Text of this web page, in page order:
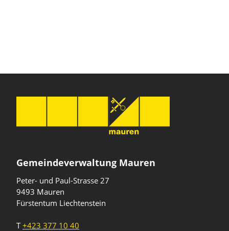
Gemeindeverwaltung Mauren
Peter- und Paul-Strasse 27
9493 Mauren
Fürstentum Liechtenstein
T+423 377 10 40